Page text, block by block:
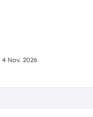
4 Nov. 2026